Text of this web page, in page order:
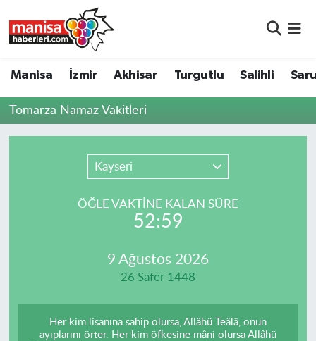
Manisa İzmir Akhisar Turgutlu Salihli
Tomarza Namaz Vakitleri
Kayseri
ÖĞLE VAKTİNE KALAN SÜRE
52:59
9 Ağustos 2026
26 Safer 1448
Her kim lisanına sahip olursa, Allâhü Teâlâ, onun
ayıplarını örter. Her kim öfkesine mâni olursa Allâhü
Akhisar
Resmi İlanlar
Manisa Nöbetçi Eczaneler
Manisa Namaz Vakitleri
Manisa Trafik Yoğunluk Haritası
Süper Lig Puan Durumu ve Fikstür
Son Dakika Haberleri
Haber Arşivi